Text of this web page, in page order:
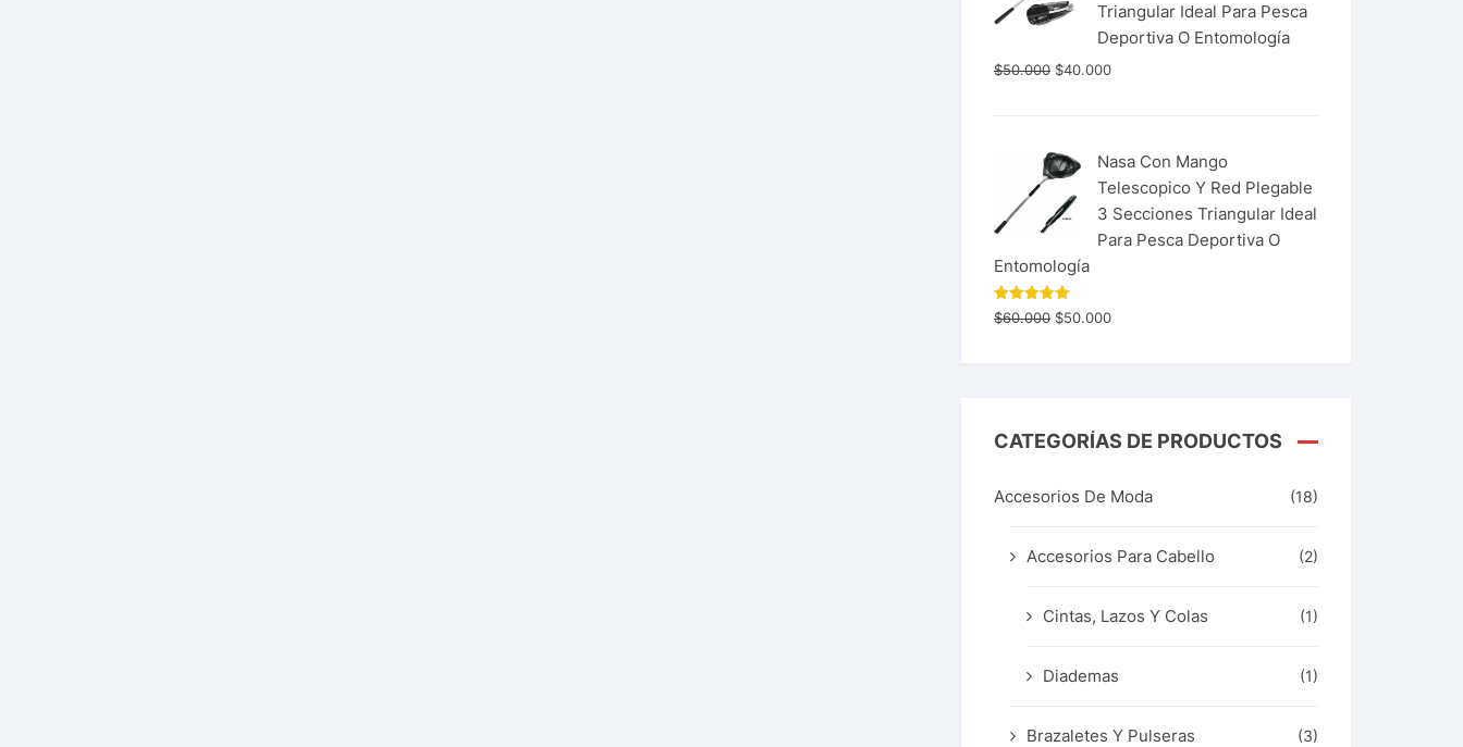
Triangular Ideal Para Pesca
Deportiva O Entomología
$50.000 $40.000
Nasa Con Mango
Telescopico Y Red Plegable
3 Secciones Triangular Ideal
Para Pesca Deportiva O
Entomología
Valorado
con 5.00
$60.000 $50.000
CATEGORÍAS DE PRODUCTOS
Accesorios De Moda (18)
Accesorios Para Cabello (2)
Cintas, Lazos Y Colas (1)
Diademas (1)
Brazaletes Y Pulseras (3)